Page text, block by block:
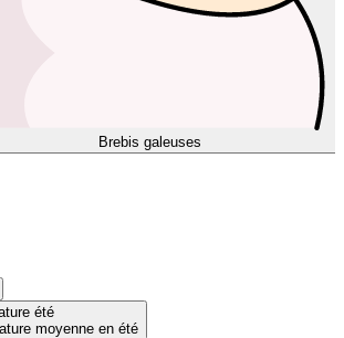
Brebis galeuses
été
moyenne en été